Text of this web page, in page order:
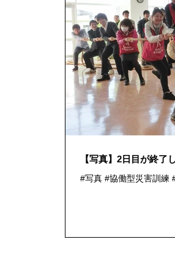
【写真】2日目が終了
#写真 #協働型災害訓練